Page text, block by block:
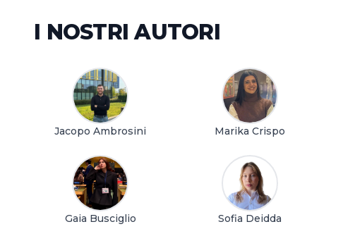
I NOSTRI AUTORI
Jacopo Ambrosini Marika Crispo
Gaia Busciglio Sofia Deidda